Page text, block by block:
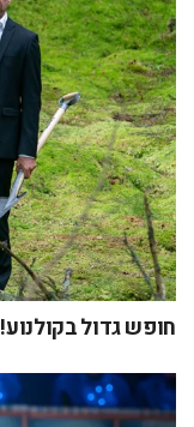
חופש גדול בקולנוע!